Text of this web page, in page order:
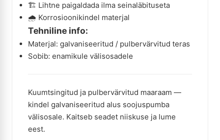
🏗️ Lihtne paigaldada ilma seinaläbituseta
🌧️ Korrosioonikindel materjal
Tehniline info:
Materjal: galvaniseeritud / pulbervärvitud teras
Sobib: enamikule välisosadele
Kuumtsingitud ja pulbervärvitud maaraam —
kindel galvaniseeritud alus soojuspumba
välisosale. Kaitseb seadet niiskuse ja lume
eest.